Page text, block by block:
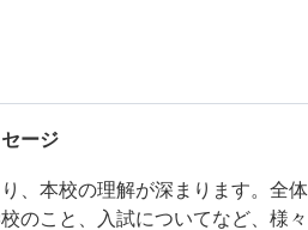
ージ
、本校の理解が深まります。全
のこと、入試についてなど、様